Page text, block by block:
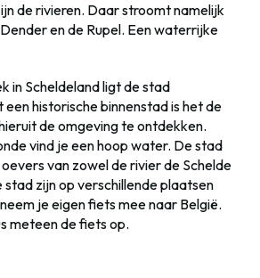
de rivieren. Daar stroomt namelijk
en de Rupel. Een waterrijke
in Scheldeland ligt de stad
historische binnenstad is het de
de omgeving te ontdekken.
vind je een hoop water. De stad
van zowel de rivier de Schelde
stad zijn op verschillende plaatsen
je eigen fiets mee naar België.
meteen de fiets op.